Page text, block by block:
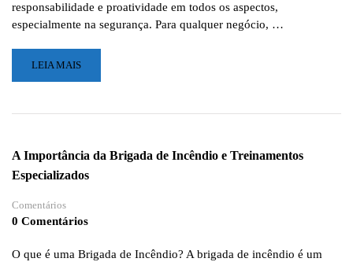
responsabilidade e proatividade em todos os aspectos,
especialmente na segurança. Para qualquer negócio, …
LEIA
MAIS
CAMPINA
DE
BRIGADA
INCÊNDIOS
BASEADO
NT
LEIA MAIS
A Importância da Brigada de Incêndio e Treinamentos
Especializados
Comentários
0 Comentários
O que é uma Brigada de Incêndio? A brigada de incêndio é um